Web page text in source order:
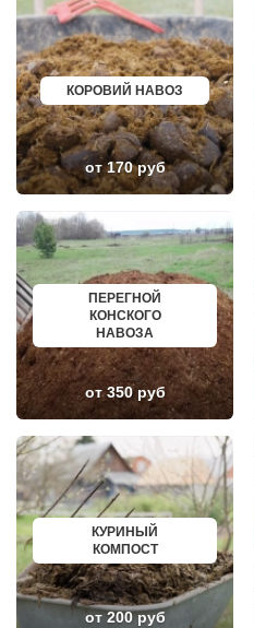
ХАБАРОВСК
ТАМБОВ
ОРЕНБУРГ
КЕМЕРОВО
КАЛУГА
МАХАЧКАЛА
СМОЛЕНСК
ЧЕБОКСАРЫ
ВОЛОГДА
ВЛАДИВОСТОК
ОРЁЛ
АСТРАХАНЬ
ОРЛОВ
КОСТРОМА
ПСКОВ
ВЕЛИКИЙ НОВГОРОД
НАБЕРЕЖНЫЕ ЧЕЛНЫ
МУРМАНСК
АРХАНГЕЛЬСК
САРАНСК
ПЕТРОЗАВОДСК
ОТРАДНЫЙ
ЧЕРЕПОВЕЦ
ОБЬ
НОВОКУЗНЕЦК
ПЯТИГОРСК
ОТРАДНОЕ
УЛАН УДЭ
СОВЕТСКИЙ
СТАРЫЙ ОСКОЛ
ЧИТА
КОВРОВ
СЫКТЫВКАР
ТАРА
ГЕЛЕНДЖИК
КОРОВИЙ НАВОЗ
от 170 руб
ПЕРЕГНОЙ
КОНСКОГО
НАВОЗА
от 350 руб
КУРИНЫЙ
КОМПОСТ
от 200 руб